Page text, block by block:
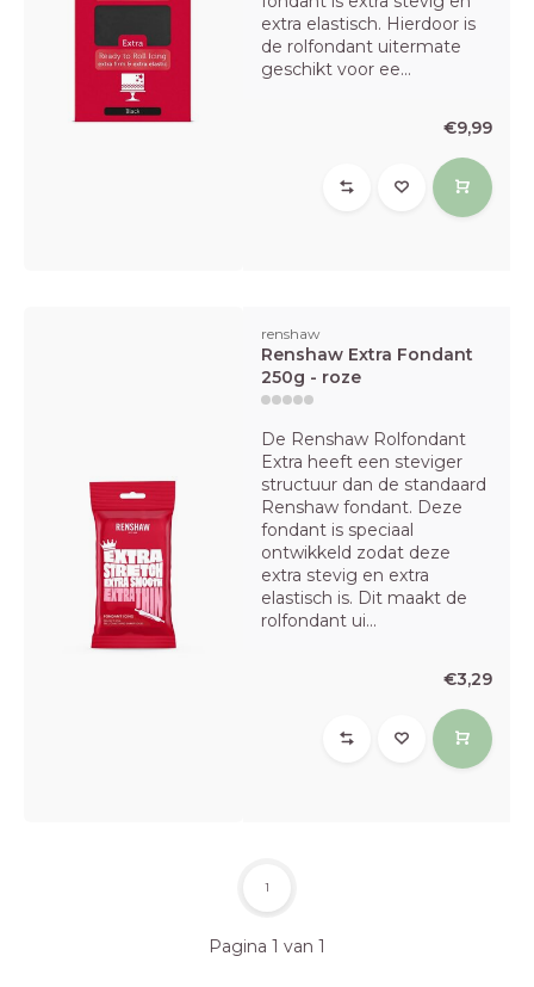
extra elastisch. Hierdoor is
de rolfondant uitermate
geschikt voor ee...
€9,99
renshaw
Renshaw Extra Fondant
250g - roze
De Renshaw Rolfondant
Extra heeft een steviger
structuur dan de standaard
Renshaw fondant. Deze
fondant is speciaal
ontwikkeld zodat deze
extra stevig en extra
elastisch is. Dit maakt de
rolfondant ui...
€3,29
Pagina 1 van 1
1